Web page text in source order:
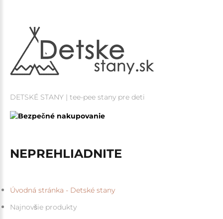
DETSKÉ STANY | tee-pee stany pre deti
NEPREHLIADNITE
Úvodná stránka - Detské stany
Najnovšie produkty